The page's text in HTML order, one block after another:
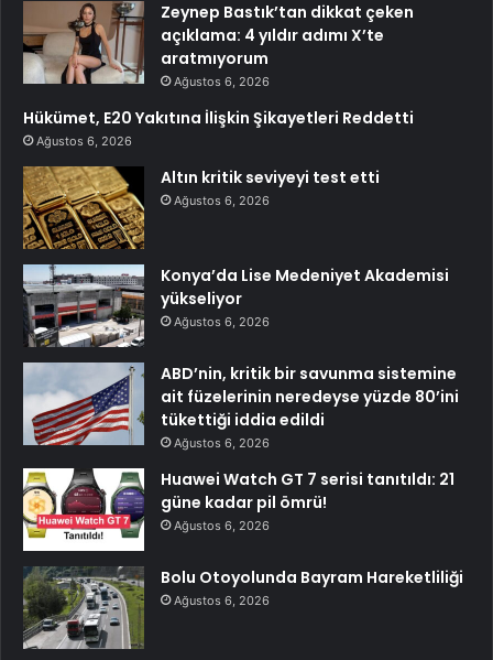
Zeynep Bastık’tan dikkat çeken
açıklama: 4 yıldır adımı X’te
aratmıyorum
Ağustos 6, 2026
Hükümet, E20 Yakıtına İlişkin Şikayetleri Reddetti
Ağustos 6, 2026
Altın kritik seviyeyi test etti
Ağustos 6, 2026
Konya’da Lise Medeniyet Akademisi
yükseliyor
Ağustos 6, 2026
ABD’nin, kritik bir savunma sistemine
ait füzelerinin neredeyse yüzde 80’ini
tükettiği iddia edildi
Ağustos 6, 2026
Huawei Watch GT 7 serisi tanıtıldı: 21
güne kadar pil ömrü!
Ağustos 6, 2026
Bolu Otoyolunda Bayram Hareketliliği
Ağustos 6, 2026